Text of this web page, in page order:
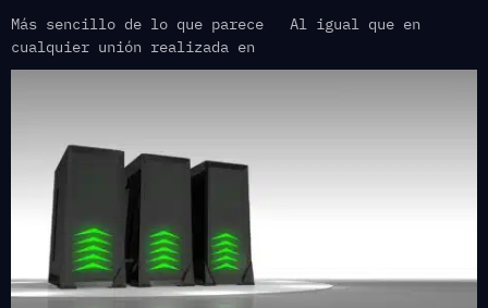
Más sencillo de lo que parece Al igual que en
cualquier unión realizada en